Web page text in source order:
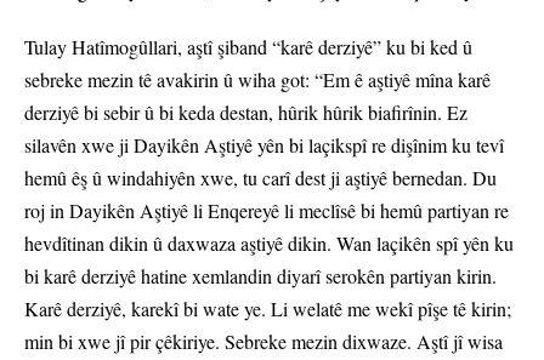
Tulay Hatîmogûllari, aştî şiband “karê derziyê” ku bi ked û
sebreke mezin tê avakirin û wiha got: “Em ê aştiyê mîna karê
derziyê bi sebir û bi keda destan, hûrik hûrik biafirînin. Ez
silavên xwe ji Dayikên Aştiyê yên bi laçikspî re dişînim ku tevî
hemû êş û windahiyên xwe, tu carî dest ji aştiyê bernedan. Du
roj in Dayikên Aştiyê li Enqereyê li meclîsê bi hemû partiyan re
hevdîtinan dikin û daxwaza aştiyê dikin. Wan laçikên spî yên ku
bi karê derziyê hatine xemlandin diyarî serokên partiyan kirin.
Karê derziyê, karekî bi wate ye. Li welatê me wekî pîşe tê kirin;
min bi xwe jî pir çêkiriye. Sebreke mezin dixwaze. Aştî jî wisa